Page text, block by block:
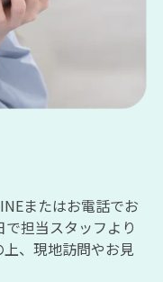
またはお電話でお
担当スタッフより
、現地訪問やお見